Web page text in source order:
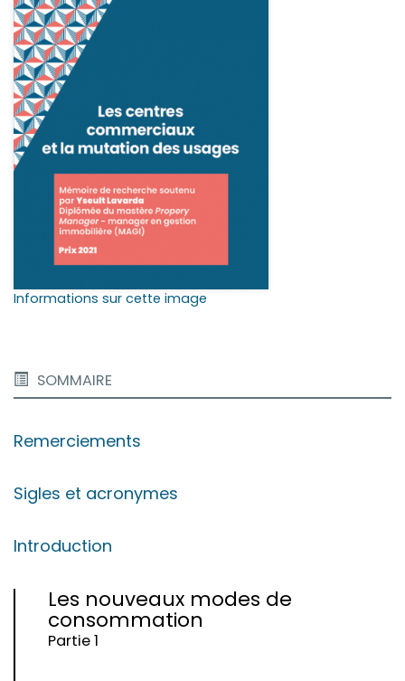
Informations sur cette image
SOMMAIRE
Remerciements
Sigles et acronymes
Introduction
Les nouveaux modes de
consommation
Partie 1